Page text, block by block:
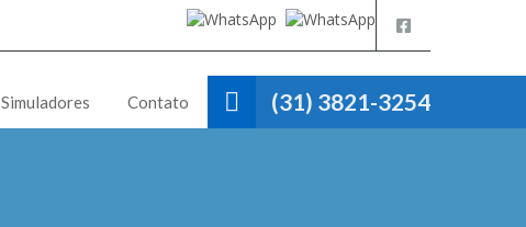
(31) 3821-3254
Simuladores Contato